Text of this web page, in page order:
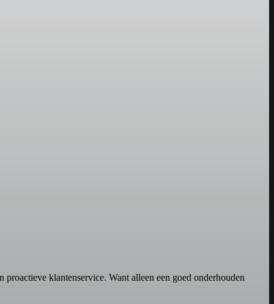
klantenservice. Want alleen een goed onderhouden